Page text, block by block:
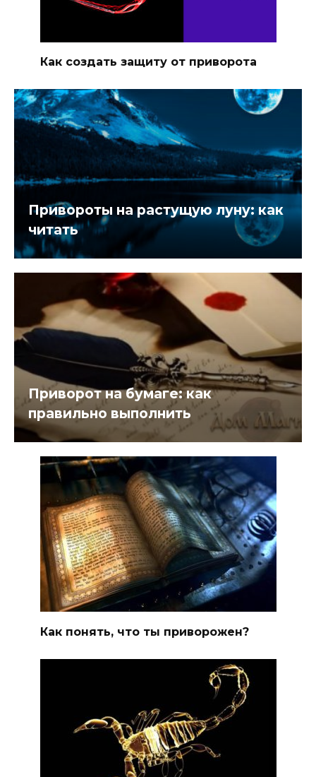
Как создать защиту от приворота
Привороты на растущую луну: как
читать
Приворот на бумаге: как
правильно выполнить
Как понять, что ты приворожен?